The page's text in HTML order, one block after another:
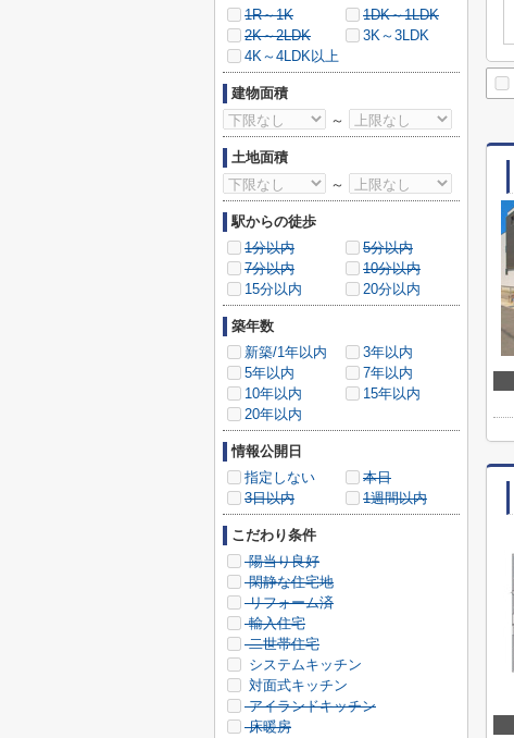
1R～1K
1DK～1LDK
2K～2LDK
3K～3LDK
4K～4LDK以上
建物面積
～
土地面積
～
駅からの徒歩
1分以内
5分以内
7分以内
10分以内
15分以内
20分以内
築年数
新築/1年以内
3年以内
5年以内
7年以内
10年以内
15年以内
20年以内
情報公開日
指定しない
本日
3日以内
1週間以内
こだわり条件
陽当り良好
閑静な住宅地
リフォーム済
輸入住宅
二世帯住宅
システムキッチン
対面式キッチン
アイランドキッチン
床暖房